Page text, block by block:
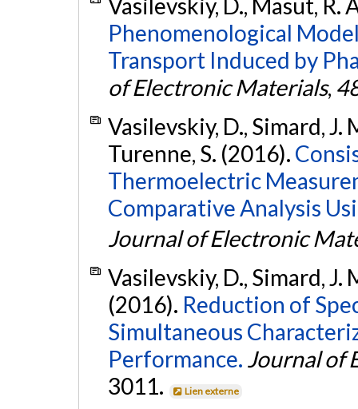
Phenomenological
Transport Induced by
of Electronic Materials,
Vasilevskiy, D., Simard, J.
Turenne, S. (2016).
Thermoelectric
Comparative Analysis
Journal of Electronic
Vasilevskiy, D., Simard, J.
(2016). Reduction of
Simultaneous
Performance. Journal of
3011.
Lien externe